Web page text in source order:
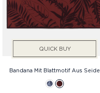
QUICK BUY
Bandana Mit Blattmotif Aus Seide